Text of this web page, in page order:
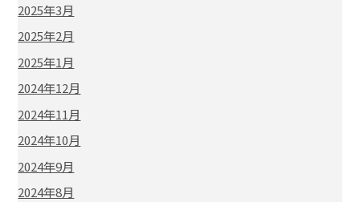
2025年3月
2025年2月
2025年1月
2024年12月
2024年11月
2024年10月
2024年9月
2024年8月